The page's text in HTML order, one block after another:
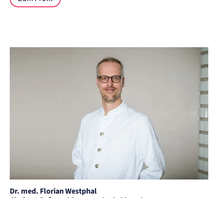
Dr. med. Florian Westphal - Chefarzt am Zentrum für
Dr. med. Florian Westphal